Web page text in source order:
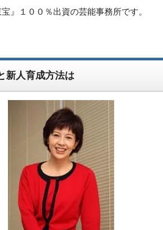
』１００％出資の芸能事務所です。
新人育成方法は